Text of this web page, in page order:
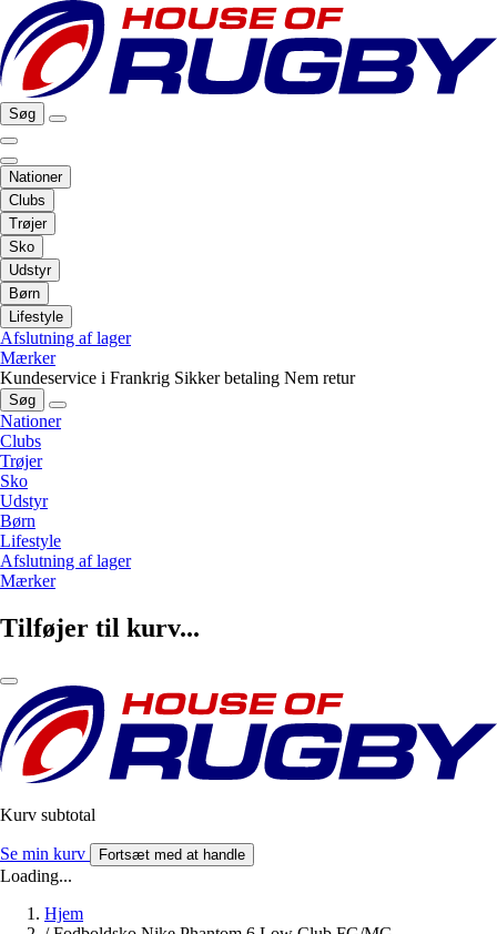
Søg
Nationer
Clubs
Trøjer
Sko
Udstyr
Børn
Lifestyle
Afslutning af lager
Mærker
Kundeservice i Frankrig Sikker betaling Nem retur
Søg
Nationer
Clubs
Trøjer
Sko
Udstyr
Børn
Lifestyle
Afslutning af lager
Mærker
Tilføjer til kurv...
Kurv subtotal
Se min kurv Fortsæt med at handle
Loading...
Hjem